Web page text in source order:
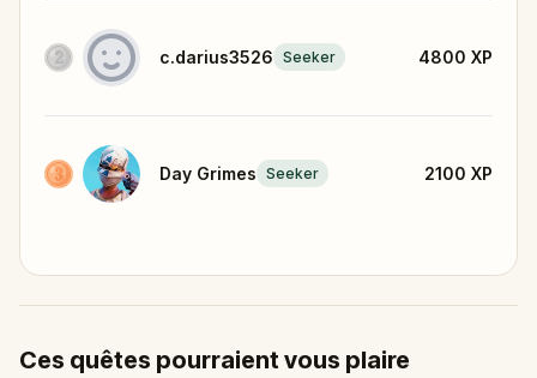
c.darius3526 Seeker 4800 XP
Day Grimes Seeker 2100 XP
Ces quêtes pourraient vous plaire